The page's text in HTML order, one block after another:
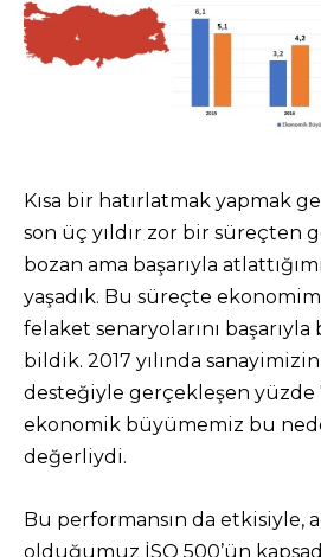
Kısa bir hatırlatmak yapmak
son üç yıldır zor bir süreçten
bozan ama başarıyla
yaşadık. Bu süreçte
felaket senaryolarını
bildik. 2017 yılında
desteğiyle gerçekleşen yüzde
ekonomik büyümemiz bu
değerliydi.
Bu performansın da etkisiyle,
olduğumuz İSO 500’ün